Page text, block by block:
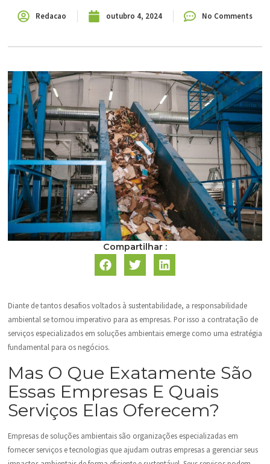
Redacao outubro 4, 2024 No Comments
Compartilhar :
Diante de tantos desafios voltados à sustentabilidade, a responsabilidade
ambiental se tornou imperativo para as empresas. Por isso a contratação de
serviços especializados em soluções ambientais emerge como uma estratégia
fundamental para os negócios.
Mas O Que Exatamente São
Essas Empresas E Quais
Serviços Elas Oferecem?
Empresas de soluções ambientais são organizações especializadas em
fornecer serviços e tecnologias que ajudam outras empresas a gerenciar seus